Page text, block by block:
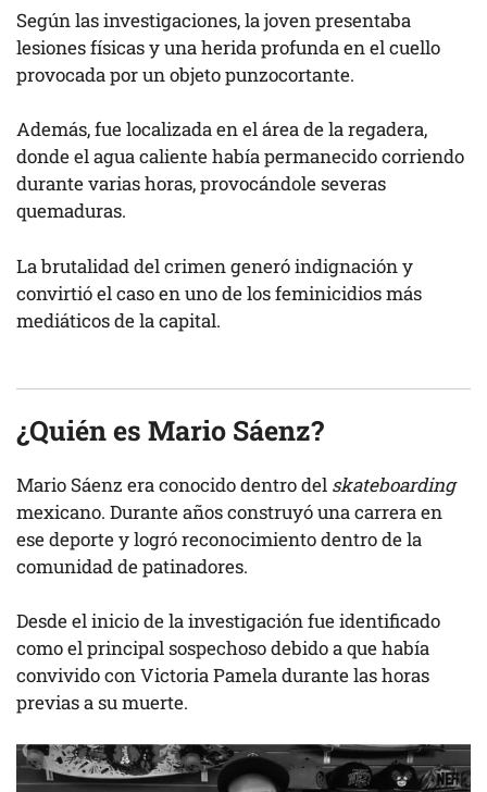
Según las investigaciones, la joven presentaba
lesiones físicas y una herida profunda en el cuello
provocada por un objeto punzocortante.
Además, fue localizada en el área de la regadera,
donde el agua caliente había permanecido corriendo
durante varias horas, provocándole severas
quemaduras.
La brutalidad del crimen generó indignación y
convirtió el caso en uno de los feminicidios más
mediáticos de la capital.
¿Quién es Mario Sáenz?
Mario Sáenz era conocido dentro del skateboarding
mexicano. Durante años construyó una carrera en
ese deporte y logró reconocimiento dentro de la
comunidad de patinadores.
Desde el inicio de la investigación fue identificado
como el principal sospechoso debido a que había
convivido con Victoria Pamela durante las horas
previas a su muerte.